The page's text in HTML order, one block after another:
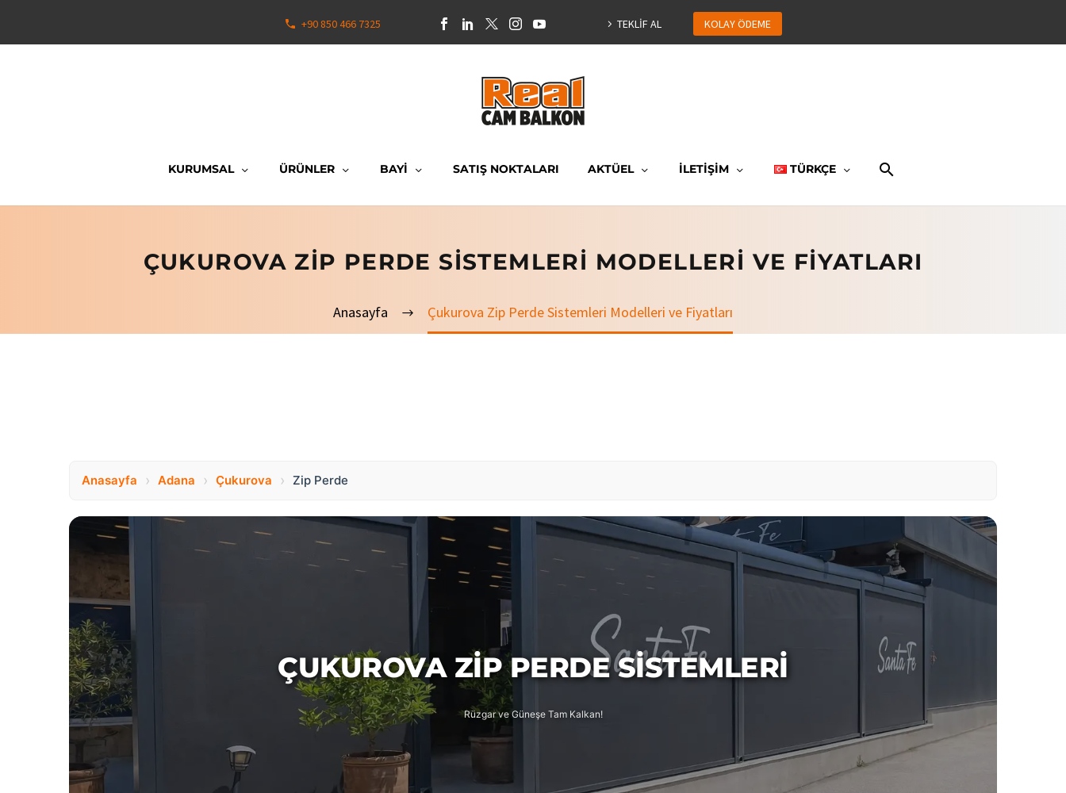
+90 850 466 7325 TEKLİF AL KOLAY ÖDEME
KURUMSAL ÜRÜNLER BAYİ SATIŞ NOKTALARI AKTÜEL İLETİŞİM TÜRKÇE
ÇUKUROVA ZIP PERDE SISTEMLERI MODELLERI VE FIYATLARI
Anasayfa Çukurova Zip Perde Sistemleri Modelleri ve Fiyatları
Anasayfa › Adana › Çukurova › Zip Perde
ÇUKUROVA ZIP PERDE SISTEMLERI
Rüzgar ve Güneşe Tam Kalkan!